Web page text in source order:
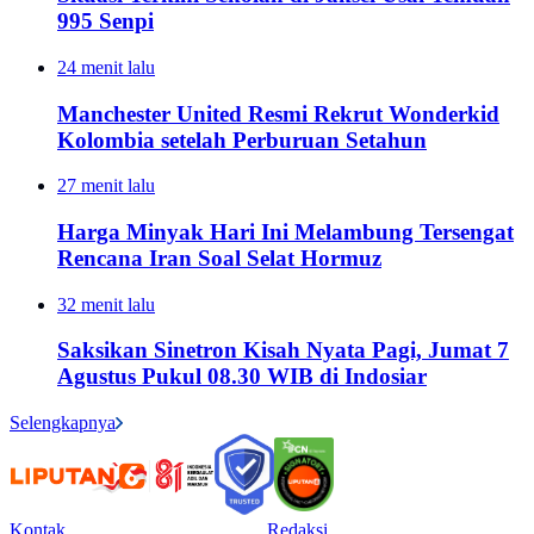
995 Senpi
24 menit lalu
Manchester United Resmi Rekrut Wonderkid
Kolombia setelah Perburuan Setahun
27 menit lalu
Harga Minyak Hari Ini Melambung Tersengat
Rencana Iran Soal Selat Hormuz
32 menit lalu
Saksikan Sinetron Kisah Nyata Pagi, Jumat 7
Agustus Pukul 08.30 WIB di Indosiar
Selengkapnya